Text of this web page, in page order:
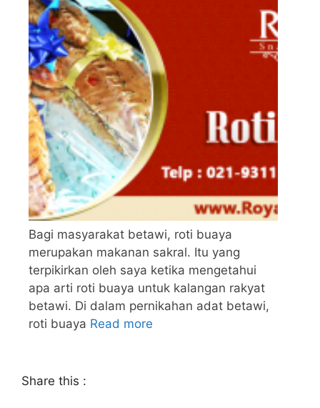
Bagi masyarakat betawi, roti buaya
merupakan makanan sakral. Itu yang
terpikirkan oleh saya ketika mengetahui
apa arti roti buaya untuk kalangan rakyat
betawi. Di dalam pernikahan adat betawi,
roti buaya Read more
Share this :